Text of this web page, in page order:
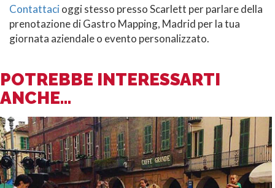
Contattacioggi stesso presso Scarlett per parlare della
prenotazione di Gastro Mapping, Madrid per la tua
giornata aziendale o evento personalizzato.
POTREBBE INTERESSARTI
ANCHE...